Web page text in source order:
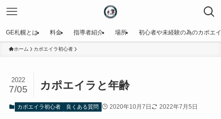
GE札幌とは 料金 指導者紹介 場所 初心者や未経験の為のカポエ
ホーム カポエイラ初心者
カポエイラと年齢
2022
7/05
カポエイラ初心者 良くある質問 2020年10月7日 2022年7月5日